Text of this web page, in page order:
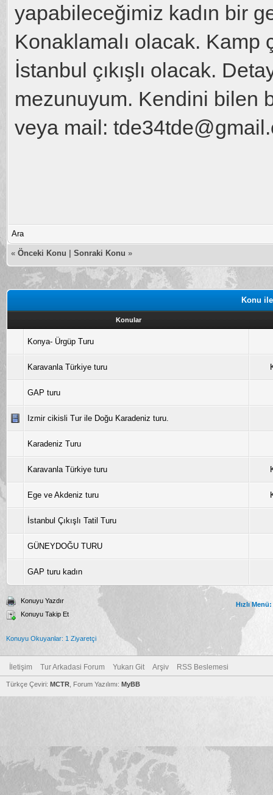
yapabileceğimiz kadın bir
Konaklamalı olacak. Kamp
İstanbul çıkışlı olacak.
mezunuyum. Kendini bilen
veya mail:
Ara
« Önceki Konu Sonraki Konu »
Konu
Konular
Konya- Ürgüp Turu
Karavanla Türkiye turu
GAP turu
Izmir cikisli Tur ile Doğu Karadeniz turu.
Karadeniz Turu
Karavanla Türkiye turu
Ege ve Akdeniz turu
İstanbul Çıkışlı Tatil Turu
GÜNEYDOĞU TURU
GAP turu kadın
Konuyu Yazdır
Konuyu Takip Et
Hızlı Menü:
Konuyu Okuyanlar: 1 Ziyaretçi
İletişim Tur Arkadasi Forum Yukarı Git Arşiv RSS Beslemesi
Türkçe Çeviri: MCTR , Forum Yazılımı: MyBB